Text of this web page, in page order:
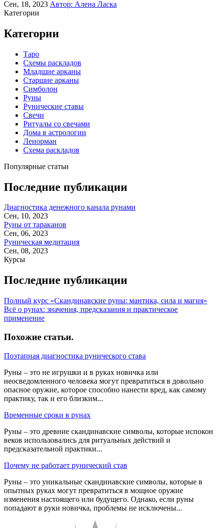
Сен, 18, 2023 Автор: Алена Ласка
Категории
Категории
Таро
Схемы раскладов
Младшие арканы
Старшие арканы
Симболон
Руны
Рунические ставы
Свечи
Ритуалы со свечами
Дома в астрологии
Ленорман
Схема раскладов
Популярные статьи
Последние публикации
Диагностика денежного канала рунами
Сен, 10, 2023
Руны от тараканов
Сен, 06, 2023
Руническая медитация
Сен, 08, 2023
Курсы
Последние публикации
Полный курс «Скандинавские руны: мантика, сила и магия»
Всё о рунах: значения, предсказания и практическое
применение
Похожие статьи.
Поэтапная диагностика рунического става
Руны – это не игрушки и в руках новичка или
неосведомленного человека могут превратиться в довольно
опасное оружие, которое способно нанести вред, как самому
практику, так и его близким...
Временные сроки в рунах
Руны – это древние скандинавские символы, которые испокон
веков использовались для ритуальных действий и
предсказательной практики...
Почему не работает рунический став
Руны – это уникальные скандинавские символы, которые в
опытных руках могут превратиться в мощное оружие
изменения настоящего или будущего. Однако, если руны
попадают в руки новичка, проблемы не исключены...